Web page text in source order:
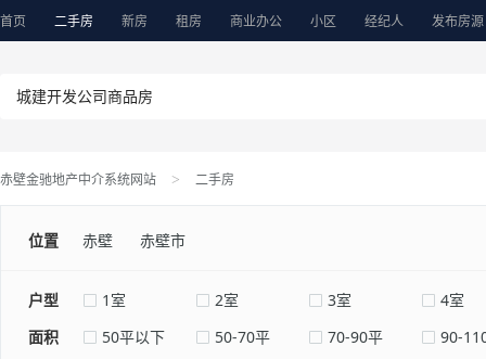
首页 二手房 新房 租房 商业办公 小区 经纪人 发布房源
赤壁金驰地产中介系统网站 > 二手房
位置 赤壁 赤壁市
户型 1室 2室 3室
4室
面积
50平以下 50-70平 70-90平
90-